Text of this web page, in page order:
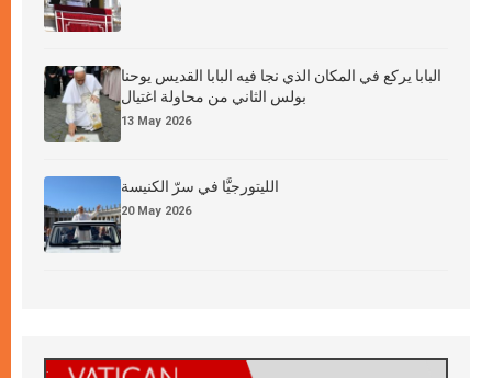
البابا يركع في المكان الذي نجا فيه البابا القديس يوحنا
بولس الثاني من محاولة اغتيال
13 May 2026
الليتورجيَّا في سرّ الكنيسة
20 May 2026